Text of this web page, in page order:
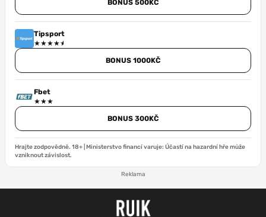
BONUS 500KČ
Tipsport
BONUS 1000KČ
Fbet
BONUS 300KČ
Hrajte zodpovědně. 18+ | Ministerstvo financí varuje: Účastí na hazardní hře může
vzniknout závislost.
Reklama